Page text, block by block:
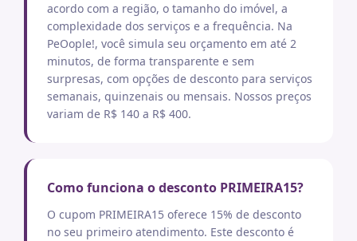
acordo com a região, o tamanho do imóvel, a
complexidade dos serviços e a frequência. Na
PeOople!, você simula seu orçamento em até 2
minutos, de forma transparente e sem
surpresas, com opções de desconto para serviços
semanais, quinzenais ou mensais. Nossos preços
variam de R$ 140 a R$ 400.
Como funciona o desconto PRIMEIRA15?
O cupom PRIMEIRA15 oferece 15% de desconto
no seu primeiro atendimento. Este desconto é